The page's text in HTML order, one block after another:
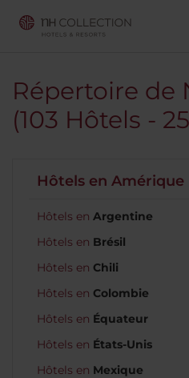
Répertoire de
(103 Hôtels -
Hôtels en Amérique
Hôtels en Argentine
Hôtels en Brésil
Hôtels en Chili
Hôtels en Colombie
Hôtels en Équateur
Hôtels en États-Unis
Hôtels en Mexique